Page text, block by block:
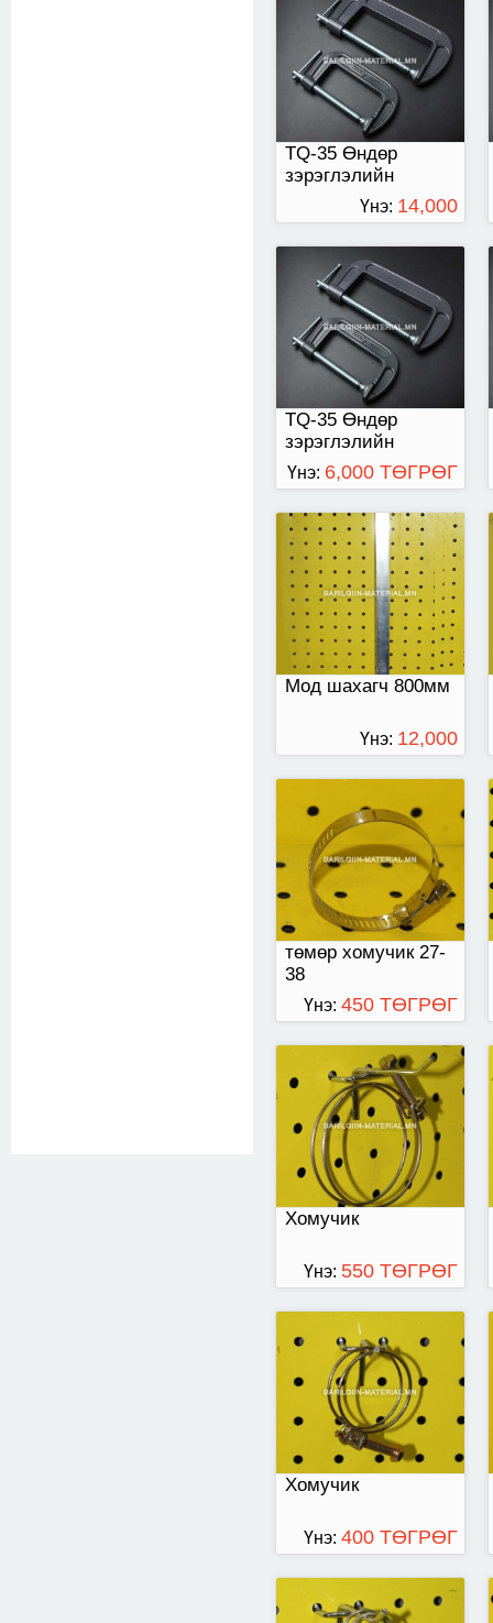
TQ-35 Өндөр
зэрэглэлийн
Үнэ: 14,000
ТӨГРӨГ
TQ-35 Өндөр
зэрэглэлийн
хавчаар
TQ-35 Өндөр
зэрэглэлийн хавчаар
Үнэ: 6,000 ТӨГРӨГ
Мод шахагч 800мм
Мод шахагч хомут
800мм
Үнэ: 12,000
ТӨГРӨГ
төмөр хомучик 27-
38
27-38
Үнэ: 450 ТӨГРӨГ
Хомучик
Диаметр 64мм - тэй
Үнэ: 550 ТӨГРӨГ
Хомучик
диаметр 44-тэй
Үнэ: 400 ТӨГРӨГ
диаметр 22мм